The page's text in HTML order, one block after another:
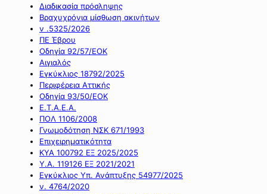
Διαδικασία πρόσληψης
Βραχυχρόνια μίσθωση ακινήτων
ν .5325/2026
ΠΕ Έβρου
Οδηγία 92/57/ΕΟΚ
Αιγιαλός
Εγκύκλιος 18792/2025
Περιφέρεια Αττικής
Οδηγία 93/50/ΕΟΚ
Ε.Τ.Α.Ε.Α.
ΠΟΛ 1106/2008
Γνωμοδότηση ΝΣΚ 671/1993
Επιχειρηματικότητα
ΚΥΑ 100792 ΕΞ 2025/2025
Υ.Α. 119126 ΕΞ 2021/2021
Εγκύκλιος Υπ. Ανάπτυξης 54977/2025
ν. 4764/2020